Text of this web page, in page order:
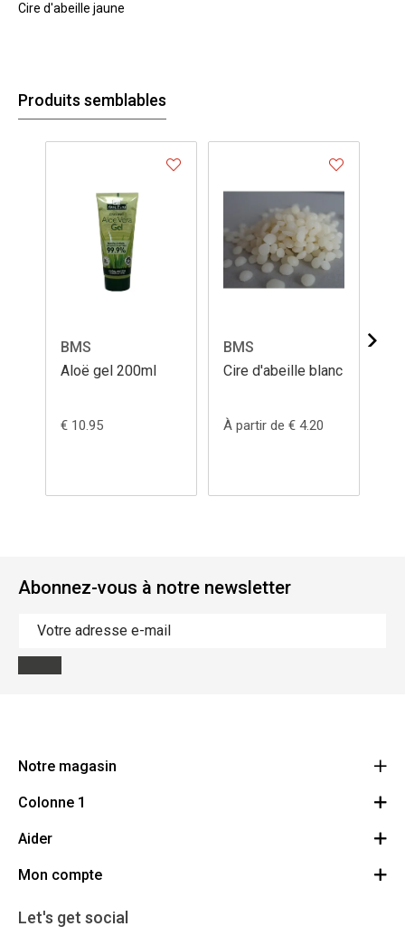
Cire d'abeille jaune
Produits semblables
BMS
Aloë gel 200ml
€ 10.95
BMS
Cire d'abeille blanc
À partir de € 4.20
Abonnez-vous à notre newsletter
Notre magasin
BMS Champetterke
8520 Kuurne
056 71 46 65
Colonne 1
Droit de révocation
Aider
Démonstrations
Contact
Mon compte
Se connecter/S'inscrire
Let's get social